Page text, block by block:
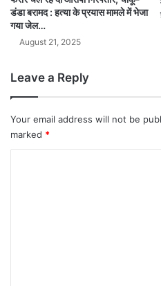
डंडा बरामद : हत्या के प्रयास मामले में भेजा
गया जेल…
August 21, 2025
Leave a Reply
Your email address will not be
marked *